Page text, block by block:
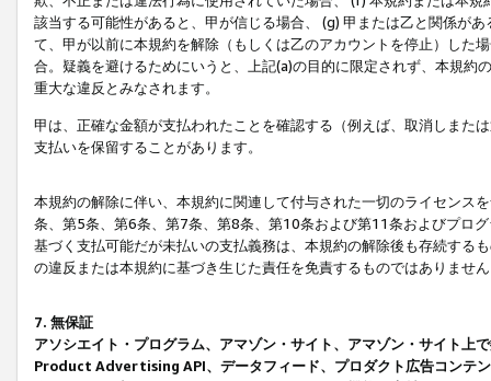
該当する可能性があると、甲が信じる場合、 (g) 甲または乙と関係が
て、甲が以前に本規約を解除（もしくは乙のアカウントを停止）した
合。疑義を避けるためにいうと、上記(a)の目的に限定されず、本規
重大な違反とみなされます。
甲は、正確な金額が支払われたことを確認する（例えば、取消しまた
支払いを保留することがあります。
本規約の解除に伴い、本規約に関連して付与された一切のライセンス
条、第5条、第6条、第7条、第8条、第10条および第11条およびプロ
基づく支払可能だが未払いの支払義務は、本規約の解除後も存続する
の違反または本規約に基づき生じた責任を免責するものではありませ
7. 無保証
アソシエイト・プログラム、アマゾン・サイト、アマゾン・サイト上
Product Advertising API、データフィード、プロダクト広告コンテ